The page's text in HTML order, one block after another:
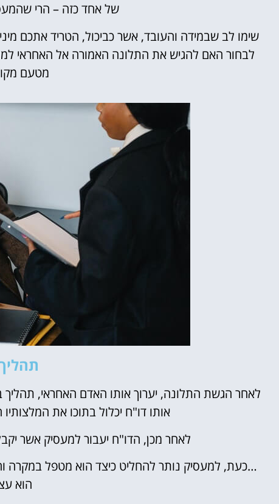
של אחד כזה – הרי
שימו לב שבמידה והעובד, אשר כביכול, הטריד אתכם
לבחור האם להגיש את התלונה האמורה אל האחראי
מטעם
לאחר הגשת התלונה, יערוך אותו האדם האחראי, תהליך
אותו דו"ח יכלול בתוכו את
לאחר מכן, הדו"ח יעבור למעסיק אשר
…כעת, למעסיק נותר להחליט כיצד הוא מטפל במקרה
הוא